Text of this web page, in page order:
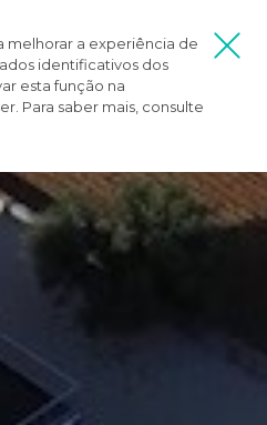
melhorar a experiência de
identificativos dos
esta função na
Para saber mais, consulte